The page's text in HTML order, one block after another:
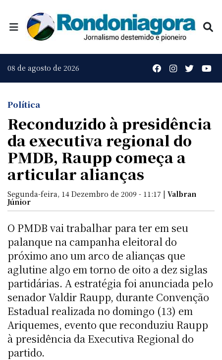
08 de agosto de 2026
Política
Reconduzido à presidência
da executiva regional do
PMDB, Raupp começa a
articular alianças
Segunda-feira, 14 Dezembro de 2009 - 11:17 | Valbran
Júnior
O PMDB vai trabalhar para ter em seu
palanque na campanha eleitoral do
próximo ano um arco de alianças que
aglutine algo em torno de oito a dez siglas
partidárias. A estratégia foi anunciada pelo
senador Valdir Raupp, durante Convenção
Estadual realizada no domingo (13) em
Ariquemes, evento que reconduziu Raupp
à presidência da Executiva Regional do
partido.